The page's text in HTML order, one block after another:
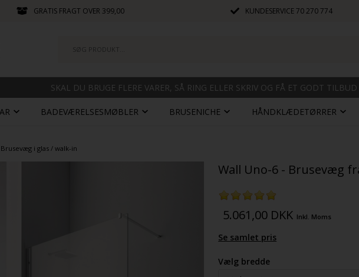
GRATIS FRAGT OVER 399,00 KUNDESERVICE70 270 774
SKAL DU BRUGE FLERE VARER, SÅ RING ELLER SKRIV OG FÅ ET GODT TILBUD
BADEVÆRELSESMØBLER BRUSENICHE HÅNDKLÆDETØRRER
Brusevæg i glas / walk-in
Wall Uno-6 - Brusevæg
5.061,00 DKK Inkl. Moms
Se samlet pris
Vælg bredde